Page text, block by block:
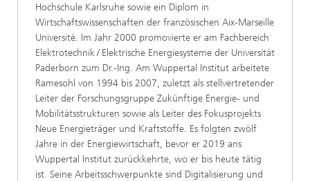
Hochschule Karlsruhe sowie ein Diplom in
Wirtschaftswissenschaften der französischen Aix-Marseille
Université. Im Jahr 2000 promovierte er am Fachbereich
Elektrotechnik / Elektrische Energiesysteme der Universität
Paderborn zum Dr.-Ing. Am Wuppertal Institut arbeitete
Ramesohl von 1994 bis 2007, zuletzt als stellvertretender
Leiter der Forschungsgruppe Zukünftige Energie- und
Mobilitätsstrukturen sowie als Leiter des Fokusprojekts
Neue Energieträger und Kraftstoffe. Es folgten zwölf
Jahre in der Energiewirtschaft, bevor er 2019 ans
Wuppertal Institut zurückkehrte, wo er bis heute tätig
ist. Seine Arbeitsschwerpunkte sind Digitalisierung und